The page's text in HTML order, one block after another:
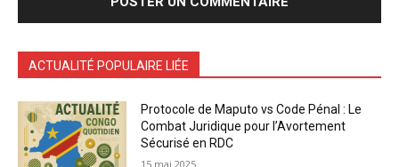
ACTUALITÉ POPULAIRE LIÉE
Protocole de Maputo vs Code Pénal : Le
Combat Juridique pour l’Avortement
Sécurisé en RDC
15 mai 2025